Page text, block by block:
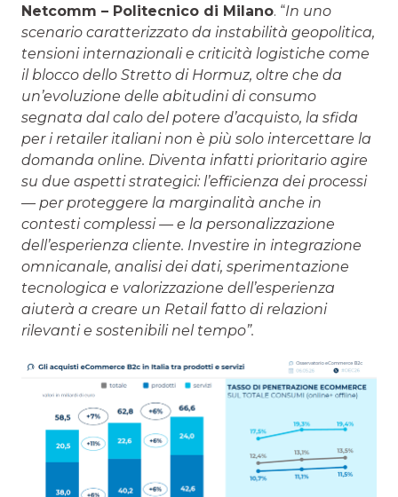
Netcomm – Politecnico di Milano. “In uno
scenario caratterizzato da instabilità geopolitica,
tensioni internazionali e criticità logistiche come
il blocco dello Stretto di Hormuz, oltre che da
un’evoluzione delle abitudini di consumo
segnata dal calo del potere d’acquisto, la sfida
per i retailer italiani non è più solo intercettare la
domanda online. Diventa infatti prioritario agire
su due aspetti strategici: l’efficienza dei processi
— per proteggere la marginalità anche in
contesti complessi — e la personalizzazione
dell’esperienza cliente. Investire in integrazione
omnicanale, analisi dei dati, sperimentazione
tecnologica e valorizzazione dell’esperienza
aiuterà a creare un Retail fatto di relazioni
rilevanti e sostenibili nel tempo”.